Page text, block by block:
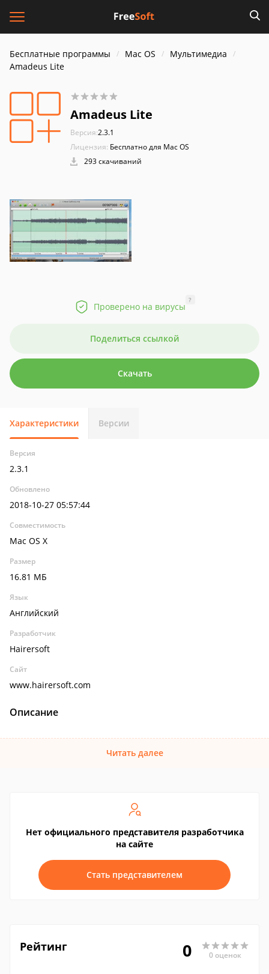
Бесплатные программы Mac OS
Мультимедиа
Amadeus Lite
Amadeus Lite
Версия:2.3.1
Лицензия: Бесплатно для Mac OS
293 скачиваний
Проверено на вирусы
?
Поделиться ссылкой
Скачать
Характеристики Версии
Версия
2.3.1
Обновлено
2018-10-27 05:57:44
Совместимость
Mac OS X
Размер
16.81 МБ
Язык
Английский
Разработчик
Hairersoft
Сайт
www.hairersoft.com
Описание
Читать далее
Нет официального представителя разработчика
на сайте
Стать представителем
Рейтинг 0 0 оценок